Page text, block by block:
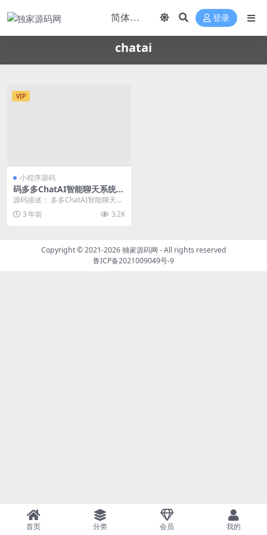
登录
chatai
VIP
小程序源码
码多多ChatAI智能聊天系统-P
HP源码版V2.5.0+开源端
源码描述： 多多ChatAI智能聊天系
统PHP源码版，基于前后端分离架
构以及Vu...
3 年前 3.2K
Copyright © 2021-2026独家源码网 - All rights reserved
鲁ICP备2021009049号-9
首页 分类 会员 我的